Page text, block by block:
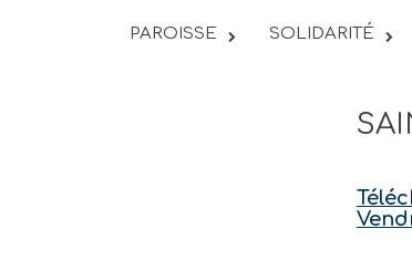
PAROISSE SOLIDARITÉ